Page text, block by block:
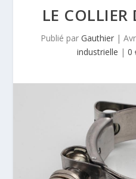
LE COLLIER
Publié par Gauthier |
industrielle | 0